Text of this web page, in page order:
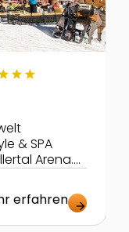
starstar
& SPA
Arena.
Kinder
Erholung,
erfahren arrow_forward